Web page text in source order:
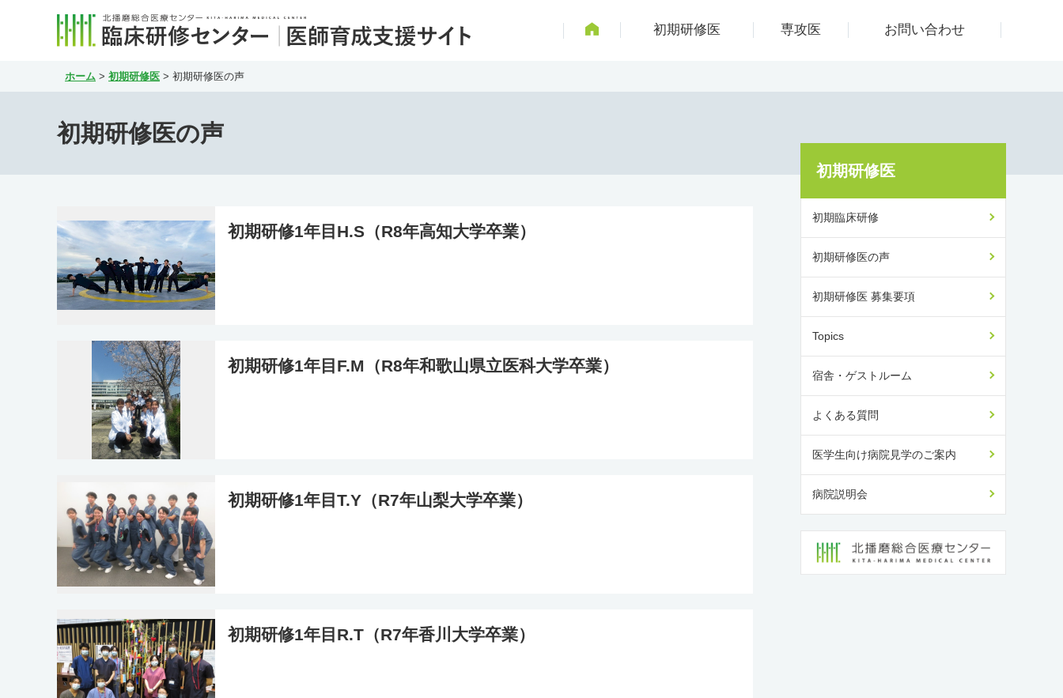
初期研修医 専攻医 お問い合わせ
ホーム > 初期研修医 > 初期研修医の声
初期研修医の声
初期研修1年目H.S（R8年高知大学卒業）
初期研修1年目F.M（R8年和歌山県立医科大学卒業）
初期研修1年目T.Y（R7年山梨大学卒業）
初期研修1年目R.T（R7年香川大学卒業）
初期研修医
初期臨床研修
初期研修医の声
初期研修医 募集要項
Topics
宿舎・ゲストルーム
よくある質問
医学生向け病院見学のご案内
病院説明会